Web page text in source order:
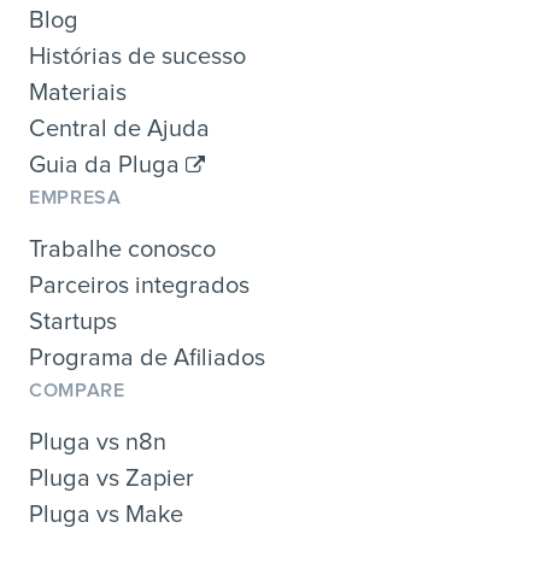
Blog
Histórias de sucesso
Materiais
Central de Ajuda
Guia da Pluga
EMPRESA
Trabalhe conosco
Parceiros integrados
Startups
Programa de Afiliados
COMPARE
Pluga vs n8n
Pluga vs Zapier
Pluga vs Make